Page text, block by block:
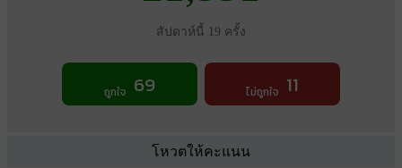
สัปดาห์นี้ 19 ครั้ง
ถูกใจ 69 ไม่ถูกใจ 11
โหวตให้คะแนน